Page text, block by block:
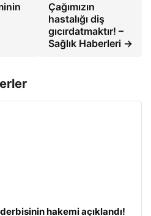
Çağımızın
hastalığı diş
gıcırdatmaktır! –
Sağlık Haberleri →
hakemi açıklandı!